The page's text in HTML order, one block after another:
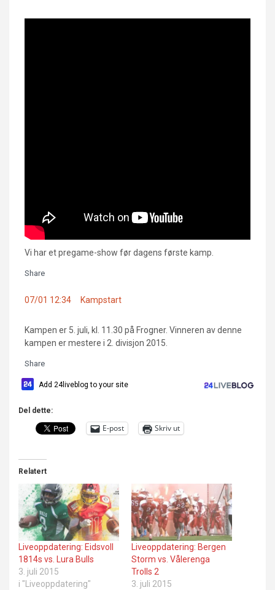
Vi har et pregame-show før dagens første kamp.
Share
07/01 12:34 Kampstart
Kampen er 5. juli, kl. 11.30 på Frogner. Vinneren av denne
kampen er mestere i 2. divisjon 2015.
Share
Add 24liveblog to your site
Del dette:
E-post Skriv ut
Relatert
Liveoppdatering: Eidsvoll
1814s vs. Lura Bulls
3. juli 2015
i "Liveoppdatering"
Liveoppdatering: Bergen
Storm vs. Vålerenga
Trolls 2
3. juli 2015